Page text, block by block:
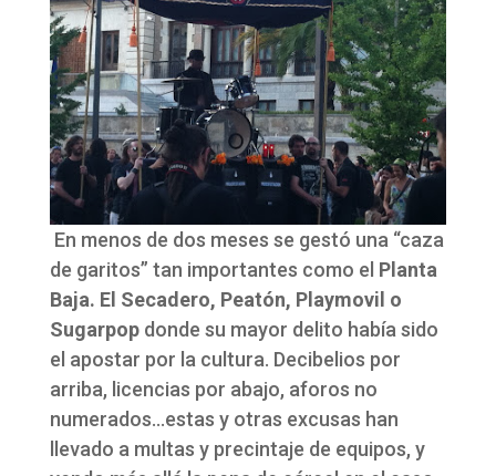
En menos de dos meses se gestó una “caza
de garitos” tan importantes como el Planta
Baja. El Secadero, Peatón, Playmovil o
Sugarpopdonde su mayor delito había sido
el apostar por la cultura. Decibelios por
arriba, licencias por abajo, aforos no
numerados…estas y otras excusas han
llevado a multas y precintaje de equipos, y